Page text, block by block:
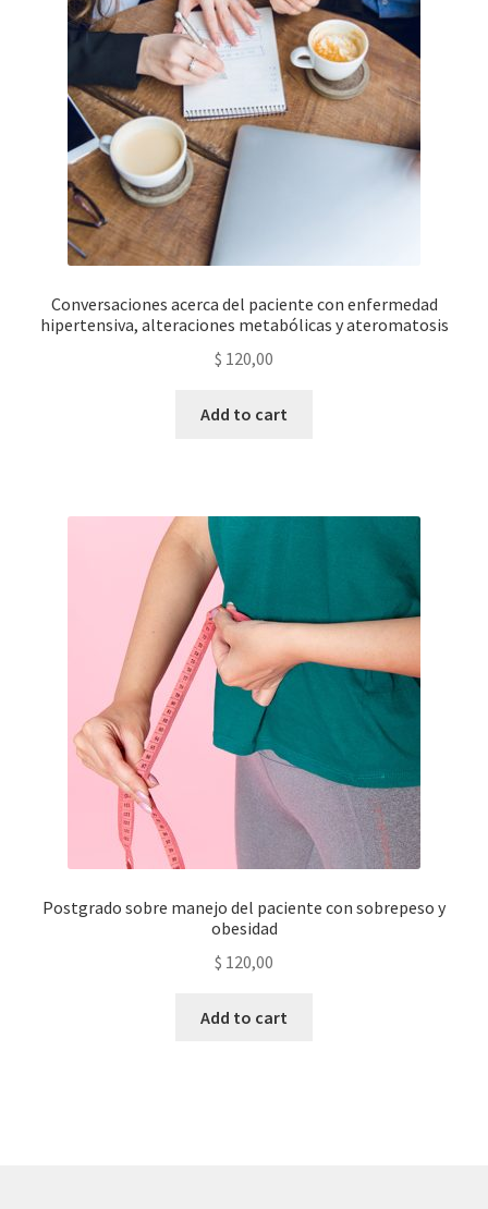
Conversaciones acerca del paciente con enfermedad
hipertensiva, alteraciones metabólicas y ateromatosis
$ 120,00
Add to cart
Postgrado sobre manejo del paciente con sobrepeso y
obesidad
$ 120,00
Add to cart